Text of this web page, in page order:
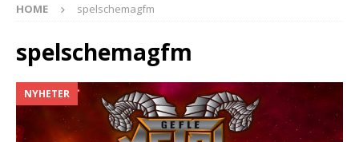
HOME spelschemagfm
spelschemagfm
NYHETER